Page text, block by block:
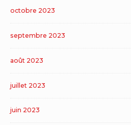
octobre 2023
septembre 2023
août 2023
juillet 2023
juin 2023